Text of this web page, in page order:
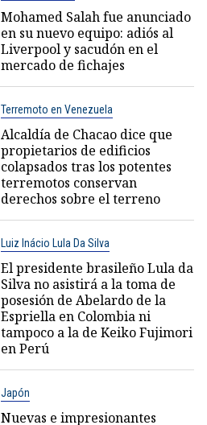
Mohamed Salah fue anunciado
en su nuevo equipo: adiós al
Liverpool y sacudón en el
mercado de fichajes
Terremoto en Venezuela
Alcaldía de Chacao dice que
propietarios de edificios
colapsados tras los potentes
terremotos conservan
derechos sobre el terreno
Luiz Inácio Lula Da Silva
El presidente brasileño Lula da
Silva no asistirá a la toma de
posesión de Abelardo de la
Espriella en Colombia ni
tampoco a la de Keiko Fujimori
en Perú
Japón
Nuevas e impresionantes